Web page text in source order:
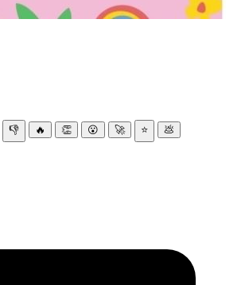
👎 🔥 👏 😮 🚀 ⭐ 💩